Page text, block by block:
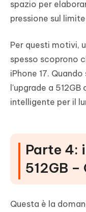
spazio per
pressione sul
Per questi motivi,
spesso scoprono
iPhone 17.
l'upgrade a
intelligente per il
Parte 4:
512GB –
Questa è la